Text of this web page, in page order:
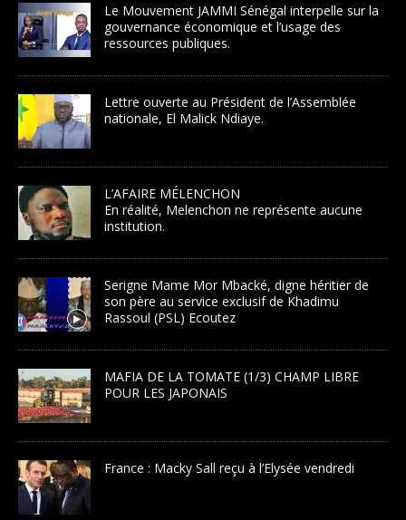
Le Mouvement JAMMI Sénégal interpelle sur la
gouvernance économique et l’usage des
ressources publiques.
Lettre ouverte au Président de l’Assemblée
nationale, El Malick Ndiaye.
L’AFAIRE MÉLENCHON
En réalité, Melenchon ne représente aucune
institution.
Serigne Mame Mor Mbacké, digne héritier de
son père au service exclusif de Khadimu
Rassoul (PSL) Ecoutez
MAFIA DE LA TOMATE (1/3) CHAMP LIBRE
POUR LES JAPONAIS
France : Macky Sall reçu à l’Elysée vendredi